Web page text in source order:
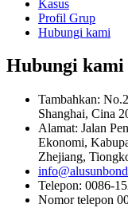
Kasus
Profil Grup
Hubungi kami
Hubungi kami
Tambahkan:
Shanghai, Cina
Alamat: Jalan
Ekonomi,
Zhejiang,
Telepon: 0086-
Nomor telepon